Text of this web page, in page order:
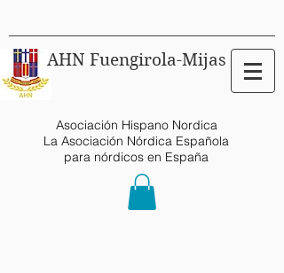
AHN Fuengirola-Mijas
Asociación Hispano Nordica
La Asociación Nórdica Española
para nórdicos en España